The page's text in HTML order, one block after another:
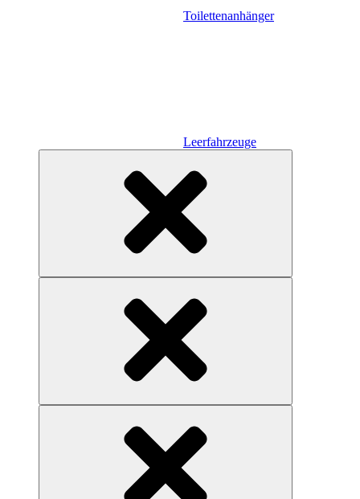
Toilettenanhänger
Leerfahrzeuge